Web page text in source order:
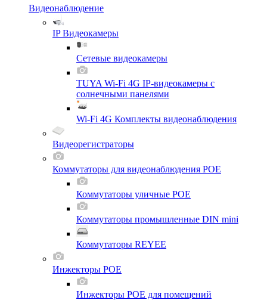
Видеонаблюдение
IP Видеокамеры
Сетевые видеокамеры
TUYA Wi-Fi 4G IP-видеокамеры с
солнечными панелями
Wi-Fi 4G Комплекты видеонаблюдения
Видеорегистраторы
Коммутаторы для видеонаблюдения POE
Коммутаторы уличные POE
Коммутаторы промышленные DIN mini
Коммутаторы REYEE
Инжекторы POE
Инжекторы POE для помещений